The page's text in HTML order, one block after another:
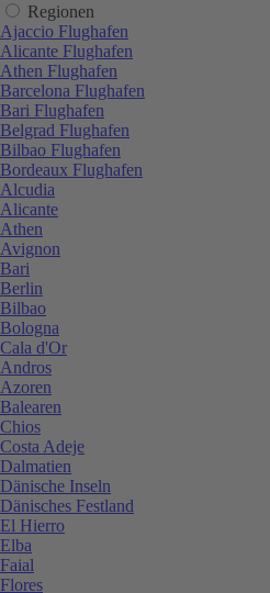
Regionen
Ajaccio Flughafen
Alicante Flughafen
Athen Flughafen
Barcelona Flughafen
Bari Flughafen
Belgrad Flughafen
Bilbao Flughafen
Bordeaux Flughafen
Alcudia
Alicante
Athen
Avignon
Bari
Berlin
Bilbao
Bologna
Cala d'Or
Andros
Azoren
Balearen
Chios
Costa Adeje
Dalmatien
Dänische Inseln
Dänisches Festland
El Hierro
Elba
Faial
Flores